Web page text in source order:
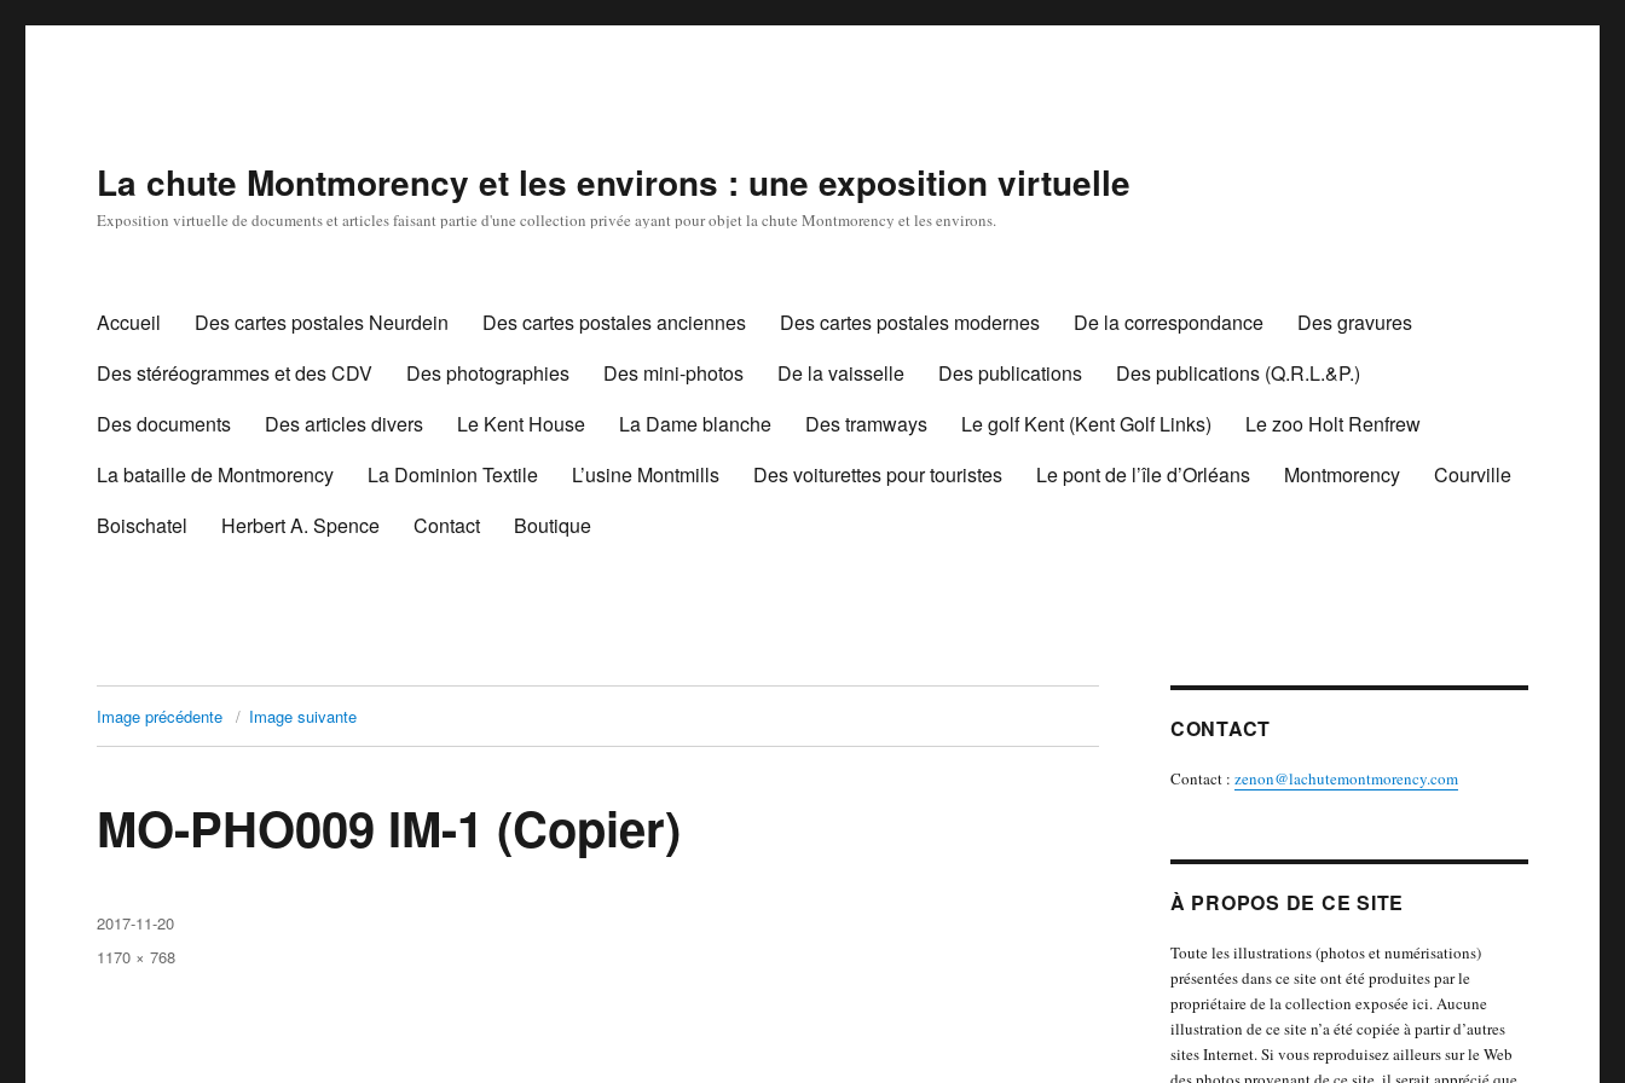
La chute Montmorency et les environs : une exposition virtuelle
Exposition virtuelle de documents et articles faisant partie d'une collection privée ayant pour objet la chute Montmorency et les environs.
Accueil Des cartes postales Neurdein Des cartes postales anciennes Des cartes postales modernes De la correspondance
Des gravures
Des stéréogrammes et des CDV
Des photographies Des mini-photos De la vaisselle Des publications
Des publications (Q.R.L.&P.)
Des documents
Des articles divers Le Kent House La Dame blanche Des tramways Le golf Kent (Kent Golf Links)
Le zoo Holt Renfrew
La bataille de Montmorency
La Dominion Textile L’usine Montmills Des voiturettes pour touristes Le pont de l’île d’Orléans Montmorency
Courville
Boischatel
Herbert A. Spence Contact Boutique
Image précédente Image suivante
MO-PHO009 IM-1 (Copier)
Publié
le
2017-11-20
Taille
1170 × 768
CONTACT
Contact : zenon@lachutemontmorency.com
À PROPOS DE CE SITE
Toute les illustrations (photos et numérisations)
présentées dans ce site ont été produites par le
propriétaire de la collection exposée ici. Aucune
illustration de ce site n’a été copiée à partir d’autres
sites Internet. Si vous reproduisez ailleurs sur le Web